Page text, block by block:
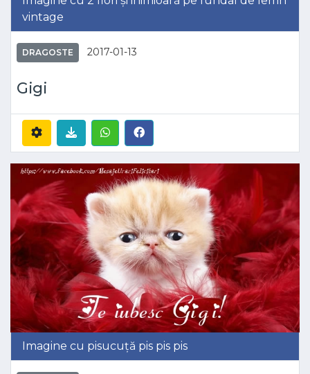
vintage
DRAGOSTE 2017-01-13
Gigi
Imagine cu pisucuță pis pis pis